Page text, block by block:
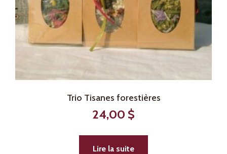
Trio Tisanes forestières
24,00 $
Lire la suite